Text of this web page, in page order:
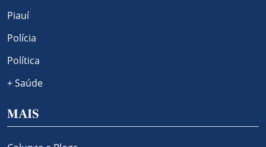
Piauí
Polícia
Política
+ Saúde
MAIS